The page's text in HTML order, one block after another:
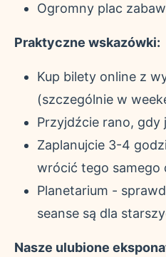
Ogromny plac
Praktyczne wskazówki:
Kup bilety online z
(szczególnie w
Przyjdźcie rano, gdy
Zaplanujcie 3-4
wrócić tego samego
Planetarium -
seanse są dla
Nasze ulubione